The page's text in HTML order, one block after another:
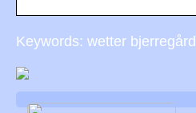
Keywords: wetter